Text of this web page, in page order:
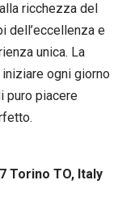
ricchezza del
dell’eccellenza e
unica. La
ogni giorno
puro piacere
Torino TO, Italy